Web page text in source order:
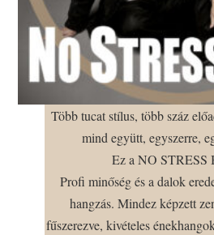
Több tucat stílus, több száz
mind együtt, egyszerre,
Ez a NO STRESS
Profi minőség és a dalok
hangzás. Mindez képzett
fűszerezve, kivételes